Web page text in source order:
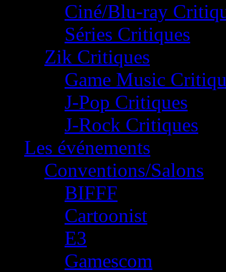
Ciné/Blu-ray
Séries Critiques
Zik Critiques
Game Music
J-Pop Critiques
J-Rock Critiques
Les événements
Conventions/Salons
BIFFF
Cartoonist
E3
Gamescom